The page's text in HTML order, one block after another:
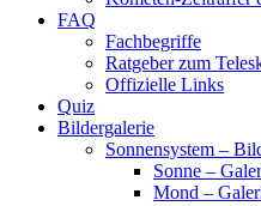
FAQ
Fachbegriffe
Ratgeber zum
Offizielle Links
Quiz
Bildergalerie
Sonnensystem –
Sonne –
Mond –